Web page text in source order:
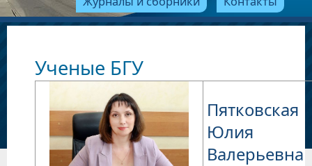
Ученые БГУ
Пятковская
Юлия
Валерьевна